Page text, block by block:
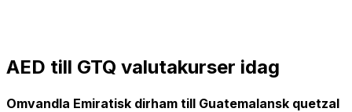
AED till GTQ valutakurser idag
Omvandla Emiratisk dirham till Guatemalansk quetzal